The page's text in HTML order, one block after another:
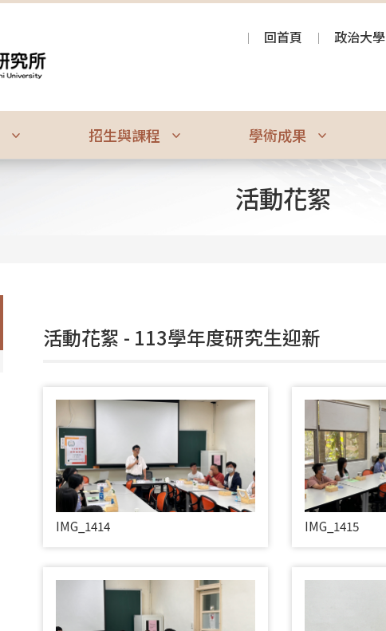
回首頁
政治大學
招生與課程 學術成果
活動花絮
活動花絮 - 113學年度研究生迎新
IMG_1414 IMG_1415